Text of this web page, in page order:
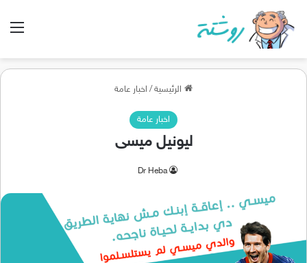
الرئيسية/ اخبار عامة
اخبار عامة
ليونيل ميسى
Dr Heba